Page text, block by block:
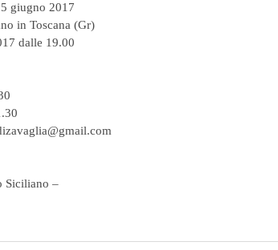
giugno 2017
in Toscana (Gr)
dalle 19.00
Siciliano –